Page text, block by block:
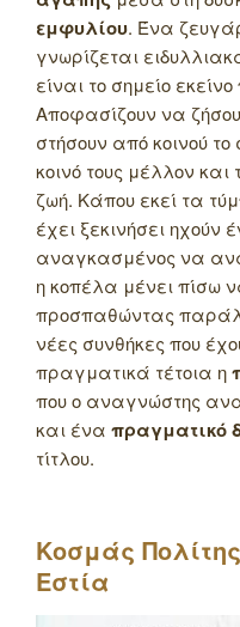
εμφυλίου. Ένα
γνωρίζεται
είναι το σημείο
Αποφασίζουν να
στήσουν από κοινού το
κοινό τους μέλλον και
ζωή. Κάπου εκεί τα
έχει ξεκινήσει ηχούν
αναγκασμένος να
η κοπέλα μένει πίσω
προσπαθώντας
νέες συνθήκες που
πραγματικά τέτοια η
που ο αναγνώστης
και ένα πραγματικό
τίτλου.
Κοσμάς
Εστία